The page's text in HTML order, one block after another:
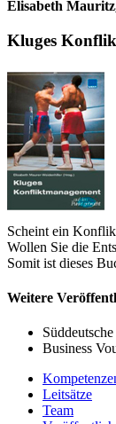
Elisabeth
Kluges
Scheint ein
Wollen Sie die
Somit ist dieses
Weitere
Business
Leitsätze
Team